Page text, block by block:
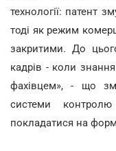
технології: патент
тоді як режим
закритими. До
кадрів - коли
фахівцем», - що
системи
покладатися на